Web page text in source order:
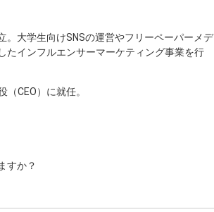
。大学生向けSNSの運営やフリーペーパーメデ
たインフルエンサーマーケティング事業を行
CEO）に就任。
すか？